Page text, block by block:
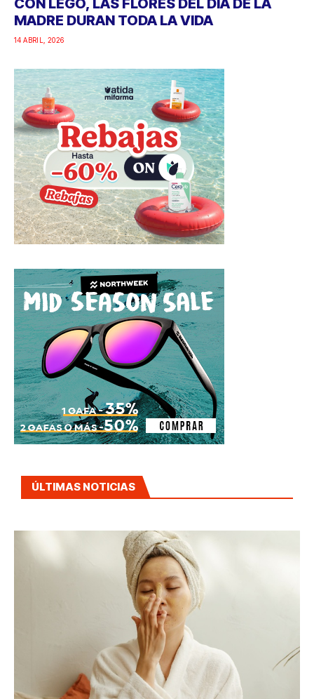
CON LEGO, LAS FLORES DEL DÍA DE LA
MADRE DURAN TODA LA VIDA
14 ABRIL, 2026
ÚLTIMAS NOTICIAS